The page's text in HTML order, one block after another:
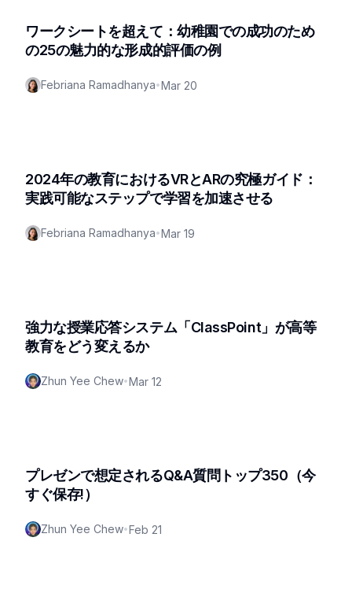
ワークシートを超えて：幼稚園での成功のため
の25の魅力的な形成的評価の例
Febriana Ramadhanya•Mar 20
2024年の教育におけるVRとARの究極ガイド：
実践可能なステップで学習を加速させる
Febriana Ramadhanya•Mar 19
強力な授業応答システム「ClassPoint」が高等
教育をどう変えるか
Zhun Yee Chew•Mar 12
プレゼンで想定されるQ&A質問トップ350（今
すぐ保存!）
Zhun Yee Chew•Feb 21